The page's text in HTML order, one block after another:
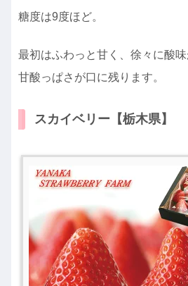
糖度は9度ほど。
最初はふわっと甘く、徐々に酸
甘酸っぱさが口に残ります。
スカイベリー【栃木県】